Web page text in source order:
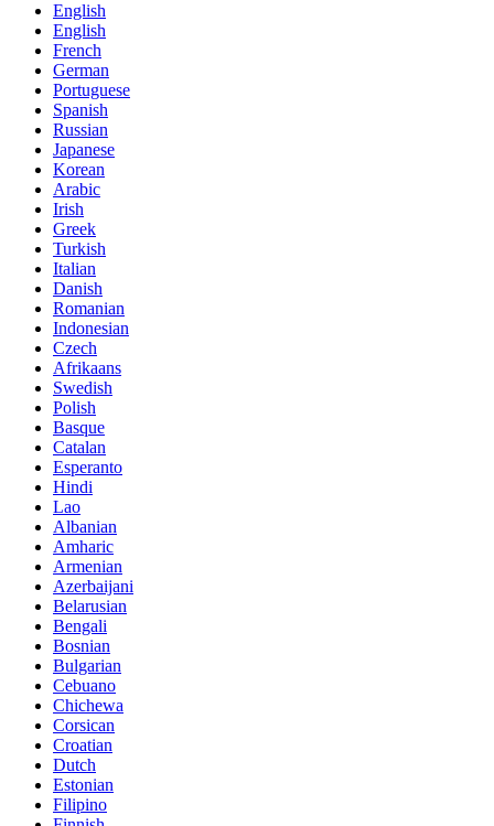
English
English
French
German
Portuguese
Spanish
Russian
Japanese
Korean
Arabic
Irish
Greek
Turkish
Italian
Danish
Romanian
Indonesian
Czech
Afrikaans
Swedish
Polish
Basque
Catalan
Esperanto
Hindi
Lao
Albanian
Amharic
Armenian
Azerbaijani
Belarusian
Bengali
Bosnian
Bulgarian
Cebuano
Chichewa
Corsican
Croatian
Dutch
Estonian
Filipino